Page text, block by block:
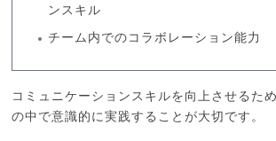
ンスキル
チーム内でのコラボレーション能力
コミュニケーションスキルを向上させるた
の中で意識的に実践することが大切です。